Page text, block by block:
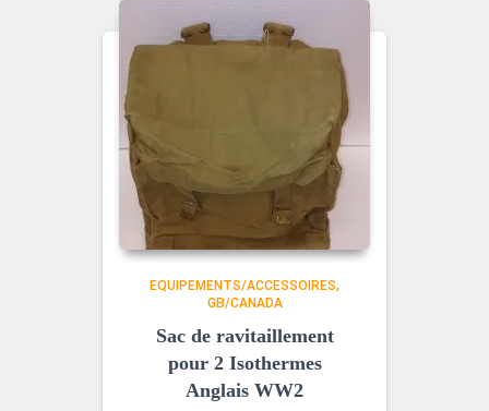
EQUIPEMENTS/ACCESSOIRES
GB/CANADA
Sac de ravitaillement
pour 2 Isothermes
Anglais WW2